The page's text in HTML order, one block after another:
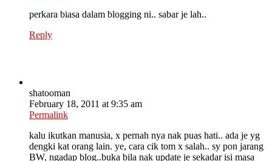
perkara biasa dalam blogging ni.. sabar je lah..
Reply
shatooman
February 18, 2011 at 9:35 am
Permalink
kalu ikutkan manusia, x pernah nya nak puas hati.. ada je yg
dengki kat orang lain. ye, cara cik tom x salah.. sy pon jarang
BW, ngadap blog..buka bila nak update je sekadar isi masa